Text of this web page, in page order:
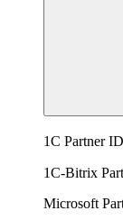
1C Partner
1C-Bitrix
Microsoft